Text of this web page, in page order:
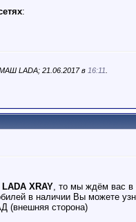
:
LADA; 21.06.2017 в 16:11
LADA XRAY, то мы ждём вас в
в наличии Вы можете
(внешняя сторона)